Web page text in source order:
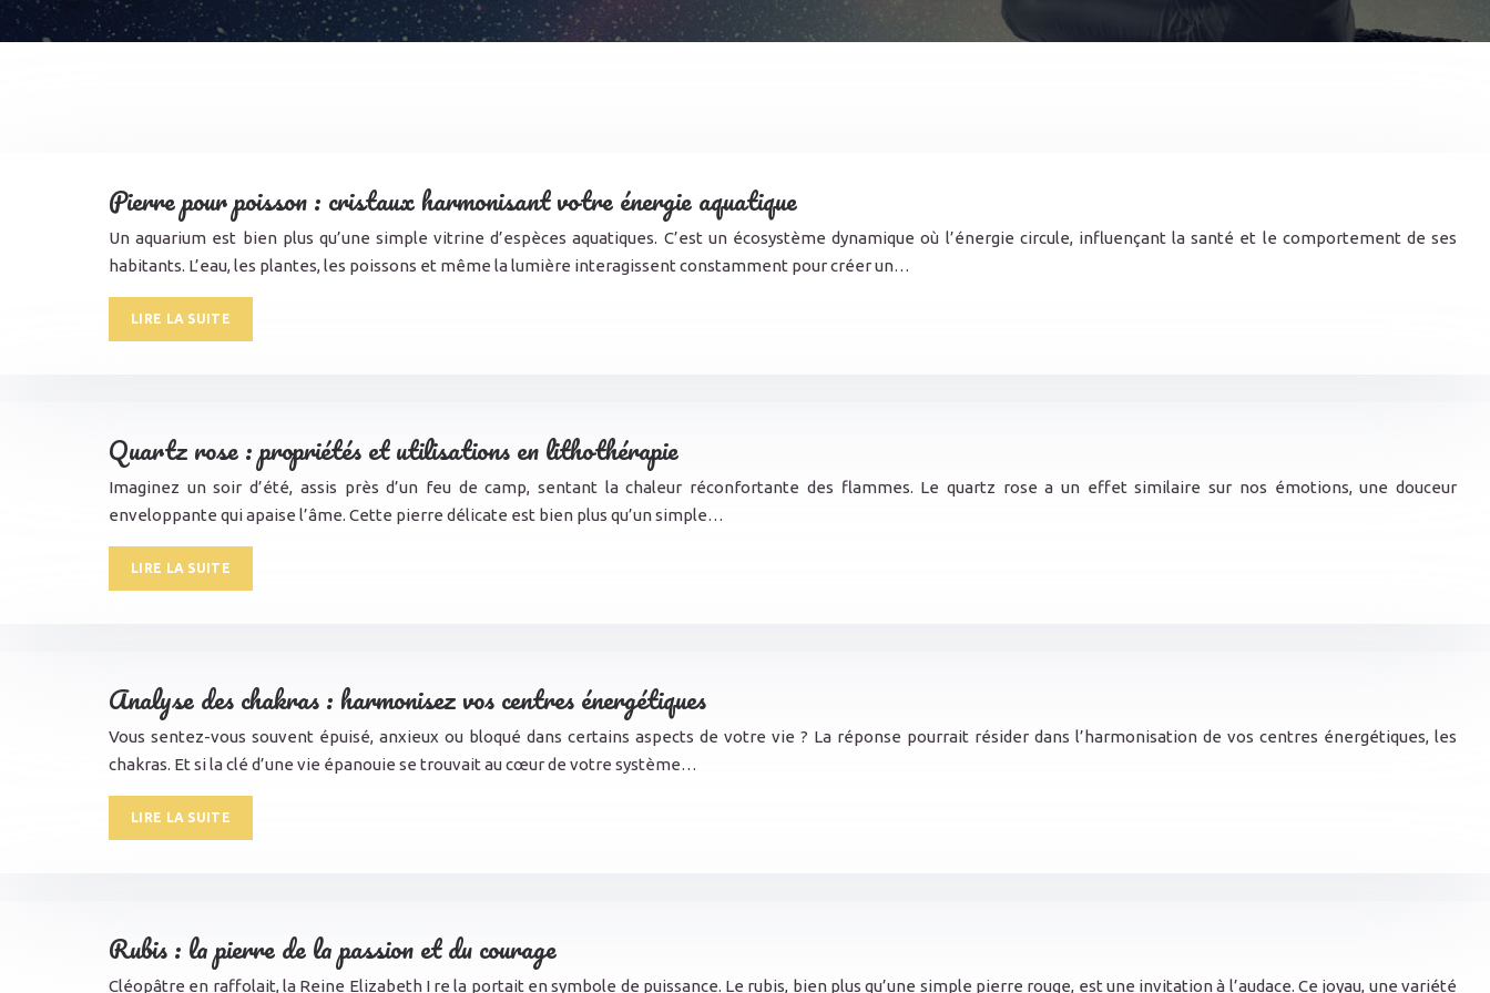
Pierre pour poisson : cristaux harmonisant votre énergie aquatique
Un aquarium est bien plus qu’une simple vitrine d’espèces aquatiques. C’est un écosystème dynamique où l’énergie circule, influençant la santé et le comportement de ses
habitants. L’eau, les plantes, les poissons et même la lumière interagissent constamment pour créer un…
LIRE LA SUITE
Quartz rose : propriétés et utilisations en lithothérapie
Imaginez un soir d’été, assis près d’un feu de camp, sentant la chaleur réconfortante des flammes. Le quartz rose a un effet similaire sur nos émotions, une douceur
enveloppante qui apaise l’âme. Cette pierre délicate est bien plus qu’un simple…
LIRE LA SUITE
Analyse des chakras : harmonisez vos centres énergétiques
Vous sentez-vous souvent épuisé, anxieux ou bloqué dans certains aspects de votre vie ? La réponse pourrait résider dans l’harmonisation de vos centres énergétiques, les
chakras. Et si la clé d’une vie épanouie se trouvait au cœur de votre système…
LIRE LA SUITE
Rubis : la pierre de la passion et du courage
Cléopâtre en raffolait, la Reine Elizabeth I re la portait en symbole de puissance. Le rubis, bien plus qu’une simple pierre rouge, est une invitation à l’audace. Ce joyau, une variété